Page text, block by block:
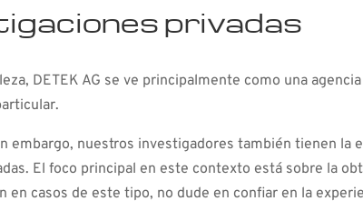
privadas
DETEK AG se ve principalmente como una
embargo, nuestros investigadores también tienen la
El foco principal en este contexto está sobre la
en casos de este tipo, no dude en confiar en la